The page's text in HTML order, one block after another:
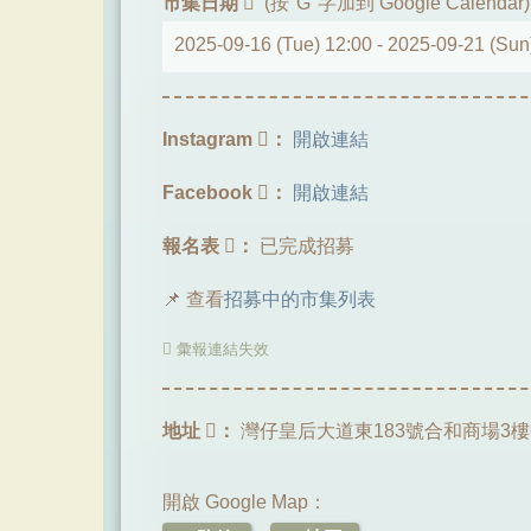
2025-09-16 (Tue) 12:00 - 2025-09-21
Instagram ： 開啟連結
Facebook ： 開啟連結
報名表 ： 已完成招募
📌 查看招募中的市集列表
彙報連結失效
地址 ： 灣仔皇后大道東183號合和商場3
開啟 Google Map：